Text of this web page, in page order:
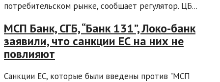
потребительском рынке, сообщает регулятор. ЦБ...
МСП Банк, СГБ, “Банк 131”, Локо-банк
заявили, что санкции ЕС на них не
повлияют
Санкции ЕС, которые были введены против "МСП